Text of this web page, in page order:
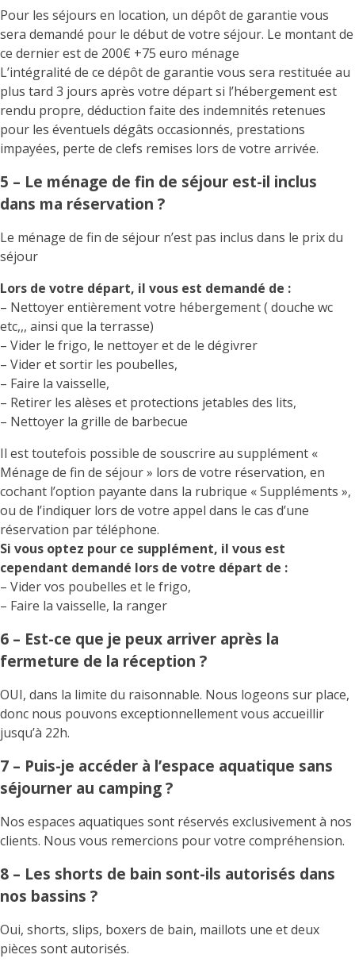
Pour les séjours en location, un dépôt de garantie vous
sera demandé pour le début de votre séjour. Le montant de
ce dernier est de 200€ +75 euro ménage
L’intégralité de ce dépôt de garantie vous sera restituée au
plus tard 3 jours après votre départ si l’hébergement est
rendu propre, déduction faite des indemnités retenues
pour les éventuels dégâts occasionnés, prestations
impayées, perte de clefs remises lors de votre arrivée.
5 – Le ménage de fin de séjour est-il inclus
dans ma réservation ?
Le ménage de fin de séjour n’est pas inclus dans le prix du
séjour
Lors de votre départ, il vous est demandé de :
– Nettoyer entièrement votre hébergement ( douche wc
etc,,, ainsi que la terrasse)
– Vider le frigo, le nettoyer et de le dégivrer
– Vider et sortir les poubelles,
– Faire la vaisselle,
– Retirer les alèses et protections jetables des lits,
– Nettoyer la grille de barbecue
Il est toutefois possible de souscrire au supplément «
Ménage de fin de séjour » lors de votre réservation, en
cochant l’option payante dans la rubrique « Suppléments »,
ou de l’indiquer lors de votre appel dans le cas d’une
réservation par téléphone.
Si vous optez pour ce supplément, il vous est
cependant demandé lors de votre départ de :
– Vider vos poubelles et le frigo,
– Faire la vaisselle, la ranger
6 – Est-ce que je peux arriver après la
fermeture de la réception ?
OUI, dans la limite du raisonnable. Nous logeons sur place,
donc nous pouvons exceptionnellement vous accueillir
jusqu’à 22h.
7 – Puis-je accéder à l’espace aquatique sans
séjourner au camping ?
Nos espaces aquatiques sont réservés exclusivement à nos
clients. Nous vous remercions pour votre compréhension.
8 – Les shorts de bain sont-ils autorisés dans
nos bassins ?
Oui, shorts, slips, boxers de bain, maillots une et deux
pièces sont autorisés.